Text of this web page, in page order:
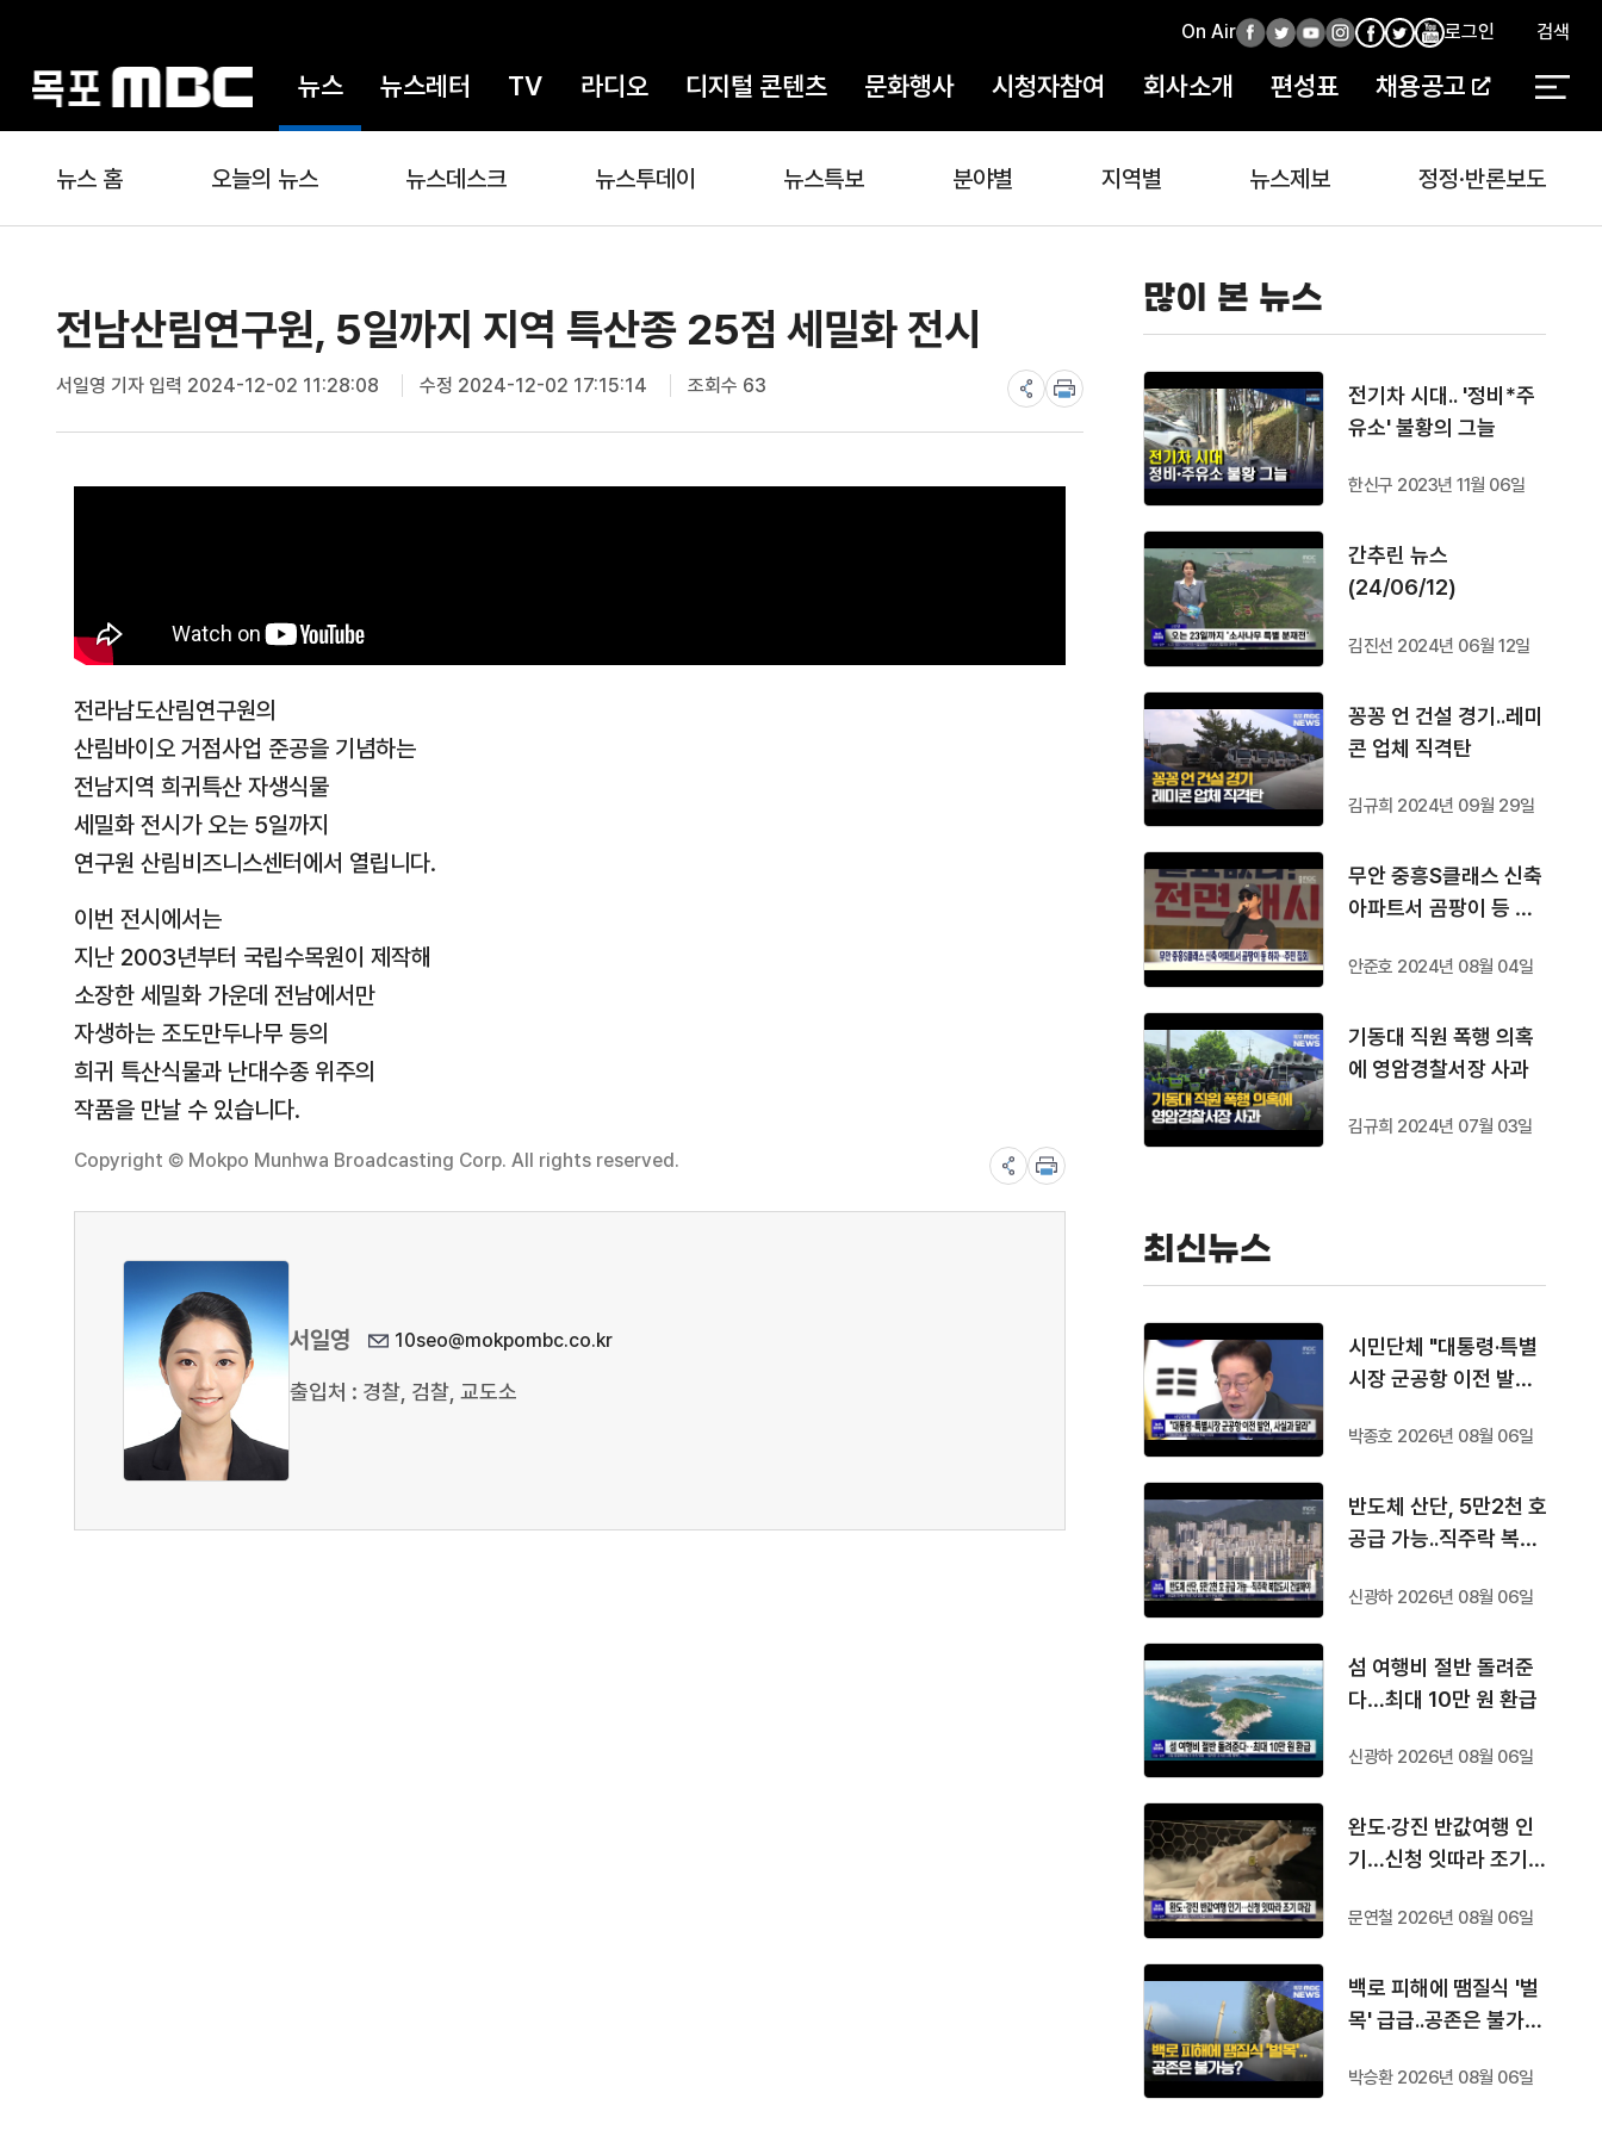
뉴스 뉴스레터 TV 라디오 디지털 콘텐츠 문화행사 시청자참여 회사소개 편성표 채용공고
On Air페 트
터
유
브
인
타
페 인
타
유
브
로그인 검색
뉴스 홈 오늘의 뉴스 뉴스데스크 뉴스투데이 뉴스특보 분야별 지역별 뉴스제보 정정·반론보도
전남산림연구원, 5일까지 지역 특산종 25점 세밀화 전시
서일영 기자입력 2024-12-02 11:28:08 수정 2024-12-02 17:15:14 조회수 63
전라남도산림연구원의
산림바이오 거점사업 준공을 기념하는
전남지역 희귀특산 자생식물
세밀화 전시가 오는 5일까지
연구원 산림비즈니스센터에서 열립니다.
이번 전시에서는
지난 2003년부터 국립수목원이 제작해
소장한 세밀화 가운데 전남에서만
자생하는 조도만두나무 등의
희귀 특산식물과 난대수종 위주의
작품을 만날 수 있습니다.
Copyright © Mokpo Munhwa Broadcasting Corp. All rights reserved.
서일영 10seo@mokpombc.co.kr
출입처 : 경찰, 검찰, 교도소
많이 본 뉴스
전기차 시대.. '정비*주
유소' 불황의 그늘
한신구 2023년 11월 06일
간추린 뉴스
(24/06/12)
김진선 2024년 06월 12일
꽁꽁 언 건설 경기..레미
콘 업체 직격탄
김규희 2024년 09월 29일
무안 중흥S클래스 신축
아파트서 곰팡이 등 하
안준호 2024년 08월 04일
기동대 직원 폭행 의혹
에 영암경찰서장 사과
김규희 2024년 07월 03일
최신뉴스
시민단체 "대통령·특별
시장 군공항 이전 발언,
박종호 2026년 08월 06일
반도체 산단, 5만2천 호
공급 가능..직주락 복합
신광하 2026년 08월 06일
섬 여행비 절반 돌려준
다…최대 10만 원 환급
신광하 2026년 08월 06일
완도·강진 반값여행 인
기…신청 잇따라 조기
문연철 2026년 08월 06일
백로 피해에 땜질식 '벌
목' 급급..공존은 불가
박승환 2026년 08월 06일